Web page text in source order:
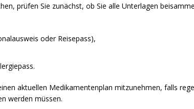
prüfen Sie zunächst, ob Sie alle Unterlagen
oder Reisepass),
aktuellen Medikamentenplan mitzunehmen, falls
werden müssen.